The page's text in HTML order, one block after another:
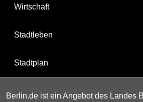
Wirtschaft
Stadtleben
Stadtplan
Berlin.de ist ein Angebot des Landes